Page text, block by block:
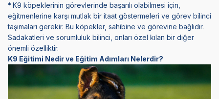
* K9 köpeklerinin görevlerinde başarılı olabilmesi için,
eğitmenlerine karşı mutlak bir itaat göstermeleri ve görev bilinci
taşımaları gerekir. Bu köpekler, sahibine ve görevine bağlıdır.
Sadakatleri ve sorumluluk bilinci, onları özel kılan bir diğer
önemli özelliktir.
K9 Eğitimi Nedir ve Eğitim Adımları Nelerdir?